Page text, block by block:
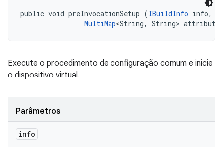
public void preInvocationSetup (IBuildInfo info,
MultiMap<String, String>
Execute o procedimento de configuração comum e inicie
o dispositivo virtual.
Parâmetros
info